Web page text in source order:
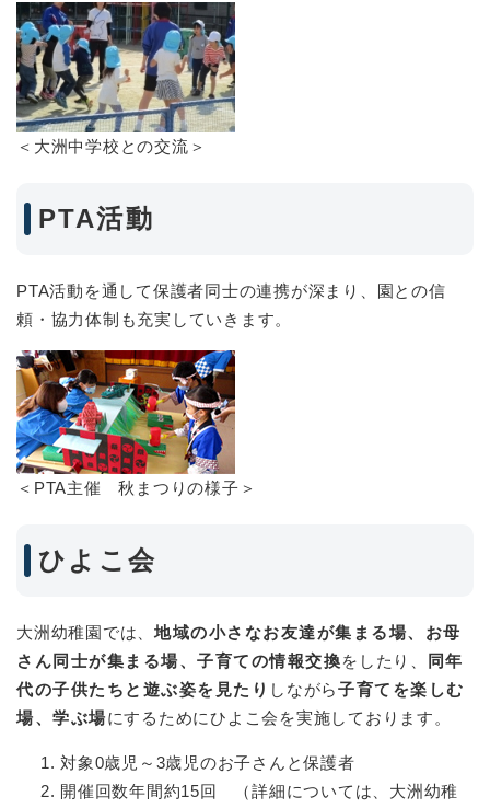
＜大洲中学校との交流＞
PTA活動
PTA活動を通して保護者同士の連携が深まり、園との信
頼・協力体制も充実していきます。
＜PTA主催 秋まつりの様子＞
ひよこ会
大洲幼稚園では、 地域の小さなお友達が集まる場、お母
さん同士が集まる場、子育ての情報交換をしたり、
同年
代の子供たちと遊ぶ姿を見たり しながら子育てを楽しむ
場、学ぶ場にするためにひよこ会を実施しております。
対象0歳児～3歳児のお子さんと保護者
開催回数年間約15回 （詳細については、大洲幼稚